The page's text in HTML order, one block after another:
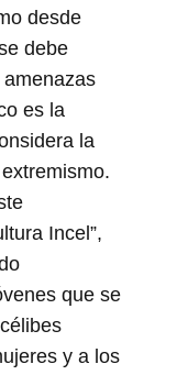
desde
debe
es la
la
Incel”,
que se
y a los